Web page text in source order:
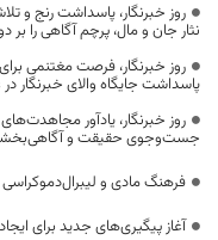
روز خبرنگار، پاسداشت رنج و
نثار جان و مال، پرچم آگاهی را
روز خبرنگار، فرصت مغتنمی
پاسداشت جایگاه والای خبرنگار
روز خبرنگار، یادآور
جست‌وجوی حقیقت و آگاهی‌بخشی
فرهنگ مادی و
آغاز پیگیری‌های جدید برای